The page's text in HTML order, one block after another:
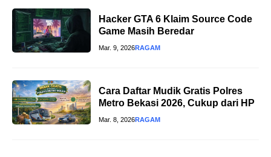
Hacker GTA 6 Klaim Source Code
Game Masih Beredar
Mar. 9, 2026RAGAM
Cara Daftar Mudik Gratis Polres
Metro Bekasi 2026, Cukup dari HP
Mar. 8, 2026RAGAM